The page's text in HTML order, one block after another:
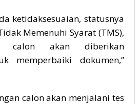
ketidaksesuaian, statusnya
Memenuhi Syarat (TMS),
calon akan diberikan
memperbaiki dokumen,”
calon akan menjalani tes